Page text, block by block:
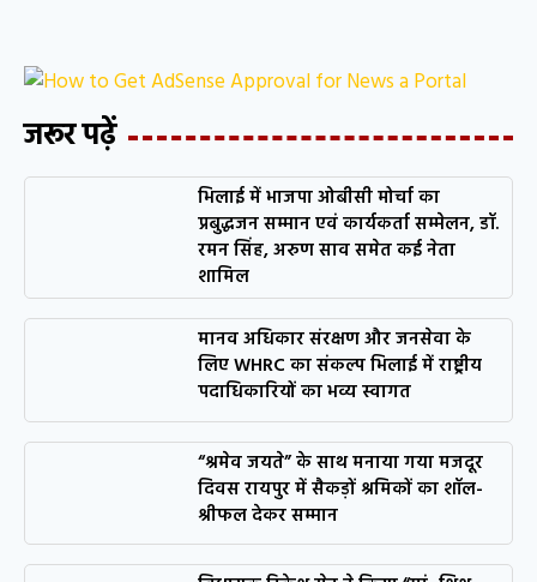
जरूर पढ़ें
भिलाई में भाजपा ओबीसी मोर्चा का
प्रबुद्धजन सम्मान एवं कार्यकर्ता सम्मेलन, डॉ.
रमन सिंह, अरुण साव समेत कई नेता
शामिल
मानव अधिकार संरक्षण और जनसेवा के
लिए WHRC का संकल्प भिलाई में राष्ट्रीय
पदाधिकारियों का भव्य स्वागत
“श्रमेव जयते” के साथ मनाया गया मजदूर
दिवस रायपुर में सैकड़ों श्रमिकों का शॉल-
श्रीफल देकर सम्मान